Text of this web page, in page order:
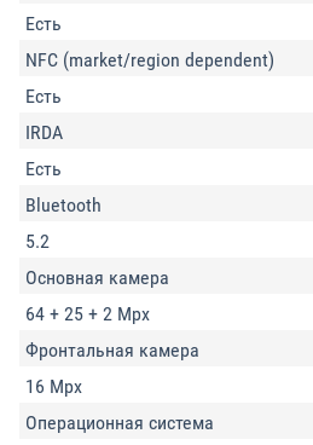
Есть
NFC (market/region dependent)
Есть
IRDA
Есть
Bluetooth
5.2
Основная камера
64 + 25 + 2 Mpx
Фронтальная камера
16 Mpx
Операционная система